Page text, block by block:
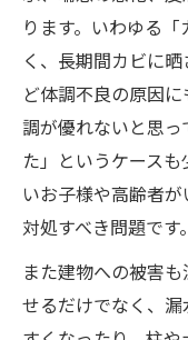
ります。いわゆる
く、長期間カビに
ど体調不良の原因
調が優れないと思
た」というケース
いお子様や高齢者
対処すべき問題です。
また建物への被害
せるだけでなく、